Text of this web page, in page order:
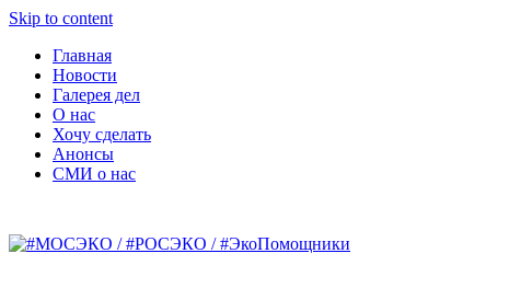
Skip to content
Главная
Новости
Галерея дел
О нас
Хочу сделать
Анонсы
СМИ о нас